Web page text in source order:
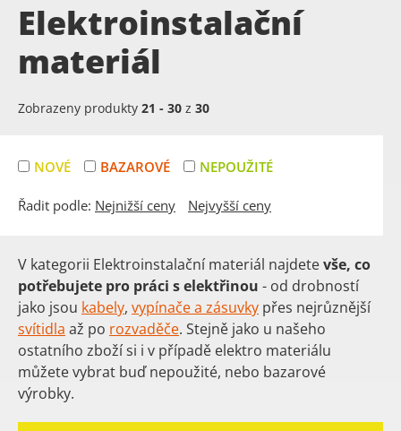
Elektroinstalační
materiál
Zobrazeny produkty 21 - 30 z 30
NOVÉ BAZAROVÉ NEPOUŽITÉ
Řadit podle: Nejnižší ceny Nejvyšší ceny
V kategorii Elektroinstalační materiál najdetevše, co
potřebujete pro práci s elektřinou - od drobností
jako jsou kabely, vypínače a zásuvky přes nejrůznější
svítidla až po rozvaděče. Stejně jako u našeho
ostatního zboží si i v případě elektro materiálu
můžete vybrat buď nepoužité, nebo bazarové
výrobky.